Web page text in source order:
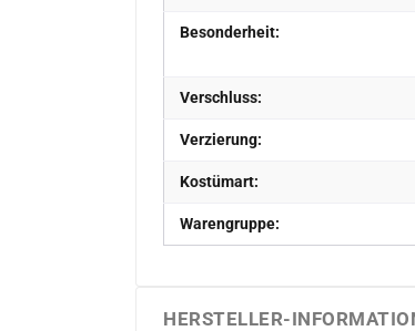
Besonderheit:
Verschluss:
Verzierung:
Kostümart:
Warengruppe:
HERSTELLER-